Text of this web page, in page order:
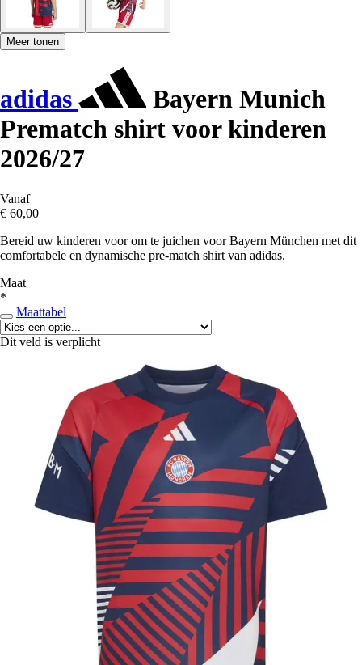
Meer tonen
adidas
Bayern Munich
Prematch shirt voor kinderen
2026/27
Vanaf
€ 60,00
Bereid uw kinderen voor om te juichen voor Bayern München met dit
comfortabele en dynamische pre-match shirt van adidas.
Maat
*
Maattabel
Dit veld is verplicht